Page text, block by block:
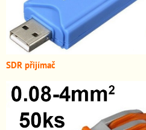
SDR přijímač